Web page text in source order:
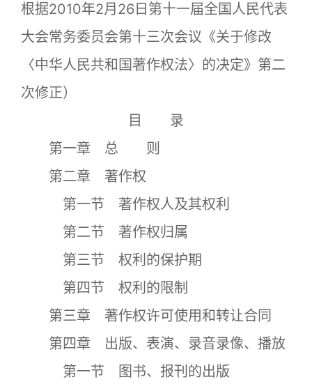
根据2010年2月26日第十一届全国人民代表
大会常务委员会第十三次会议《关于修改
〈中华人民共和国著作权法〉的决定》第二
次修正）
目 录
第一章 总 则
第二章 著作权
第一节 著作权人及其权利
第二节 著作权归属
第三节 权利的保护期
第四节 权利的限制
第三章 著作权许可使用和转让合同
第四章 出版、表演、录音录像、播放
第一节 图书、报刊的出版